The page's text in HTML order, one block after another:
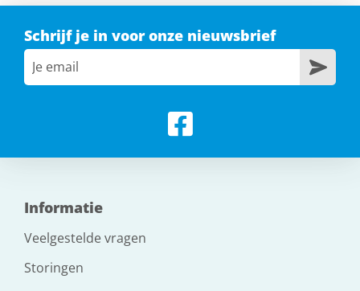
Schrijf je in voor onze nieuwsbrief
Informatie
Veelgestelde vragen
Storingen